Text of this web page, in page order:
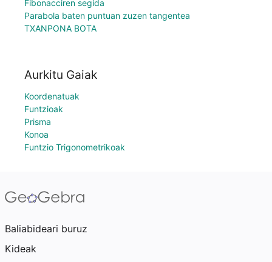
Fibonacciren segida
Parabola baten puntuan zuzen tangentea
TXANPONA BOTA
Aurkitu Gaiak
Koordenatuak
Funtzioak
Prisma
Konoa
Funtzio Trigonometrikoak
Baliabideari buruz
Kideak